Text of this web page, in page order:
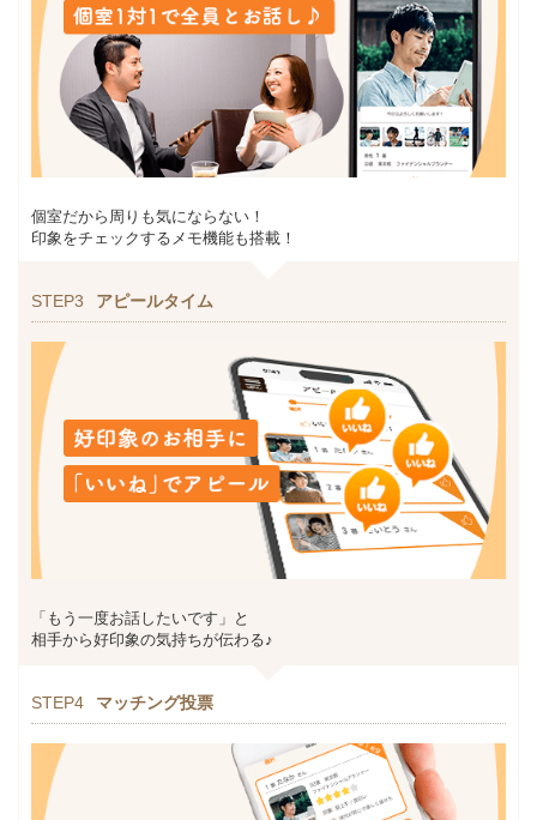
個室だから周りも気にならない！
印象をチェックするメモ機能も搭載！
STEP3 アピールタイム
「もう一度お話したいです」と
相手から好印象の気持ちが伝わる♪
STEP4 マッチング投票